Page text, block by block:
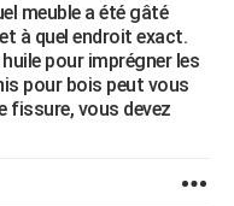
meuble a été gâté
à quel endroit exact.
pour imprégner les
pour bois peut vous
fissure, vous devez